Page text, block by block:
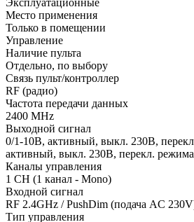
Место применения
Только в помещении
Управление
Наличие пульта
Отдельно, по выбору
Связь пульт/контроллер
RF (радио)
Частота передачи данных
2400 MHz
Выходной сигнал
0/1-10В, активный, выкл. 230В,
активный, выкл. 230В, перекл. режима
Каналы управления
1 CH (1 канал - Mono)
Входной сигнал
RF 2.4GHz / PushDim (подача AC
Тип управления